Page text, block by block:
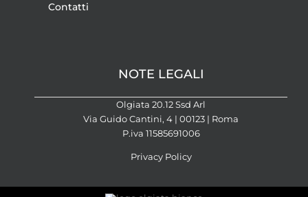
Contatti
NOTE LEGALI
Olgiata 20.12 Ssd Arl
Via Guido Cantini, 4 | 00123 | Roma
P.iva 11585691006
Privacy Policy